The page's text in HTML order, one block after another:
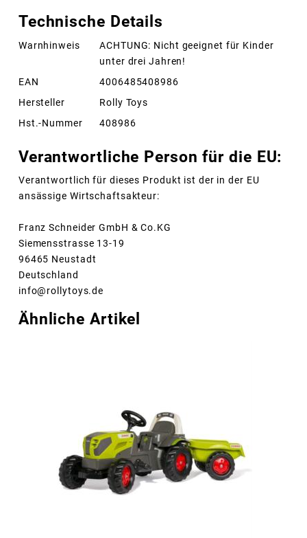
Technische Details
Warnhinweis
ACHTUNG: Nicht geeignet für Kinder
unter drei Jahren!
EAN
4006485408986
Hersteller
Rolly Toys
Hst.-Nummer
408986
Verantwortliche Person für die EU:
Verantwortlich für dieses Produkt ist der in der EU
ansässige Wirtschaftsakteur:
Franz Schneider GmbH & Co.KG
Siemensstrasse 13-19
96465 Neustadt
Deutschland
info@rollytoys.de
Ähnliche Artikel